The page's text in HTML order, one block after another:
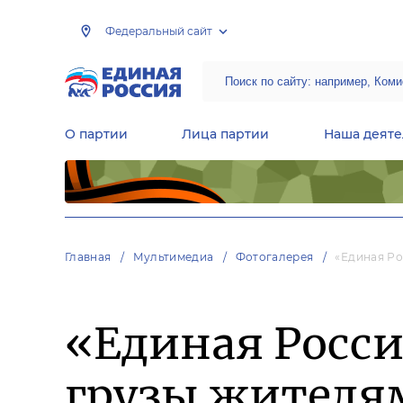
Федеральный сайт
О партии Лица партии Наша
Главная Мультимедиа Фотогалерея «Единая
«Единая